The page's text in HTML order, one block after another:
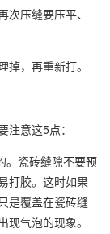
压缝要压平、
，再重新打。
意这5点：
。瓷砖缝隙不要预
打胶。这时如果
是覆盖在瓷砖缝
气泡的现象。